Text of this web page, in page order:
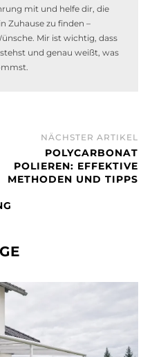
mit und helfe dir, die
Zuhause zu finden –
Mir ist wichtig, dass
und genau weißt, was
NÄCHSTER ARTIKEL
POLYCARBONAT
POLIEREN: EFFEKTIVE
METHODEN UND TIPPS